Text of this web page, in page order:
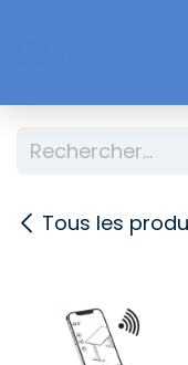
Tous les